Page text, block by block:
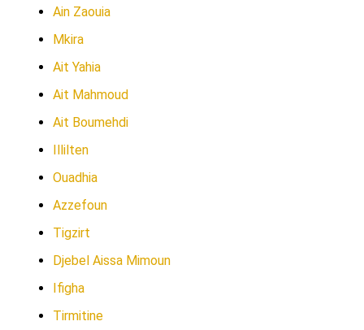
Ain Zaouia
Mkira
Ait Yahia
Ait Mahmoud
Ait Boumehdi
Illilten
Ouadhia
Azzefoun
Tigzirt
Djebel Aissa Mimoun
Ifigha
Tirmitine